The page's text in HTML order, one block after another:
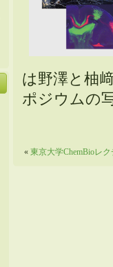
は野澤と柚
ポジウムの
« 東京大学ChemBioレ